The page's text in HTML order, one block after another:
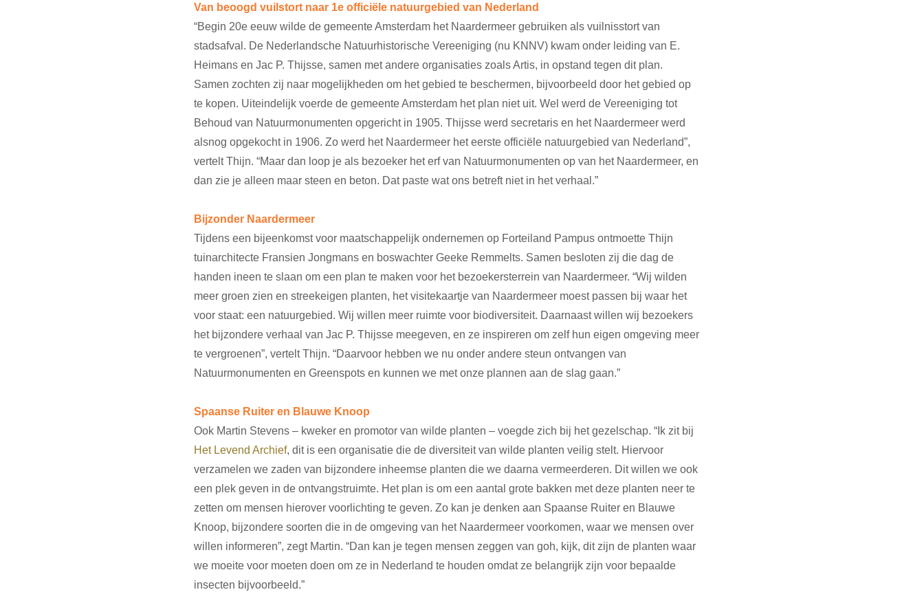
Van beoogd vuilstort naar 1e officiële natuurgebied van Nederland
“Begin 20e eeuw wilde de gemeente Amsterdam het Naardermeer gebruiken als vuilnisstort van
stadsafval. De Nederlandsche Natuurhistorische Vereeniging (nu KNNV) kwam onder leiding van E.
Heimans en Jac P. Thijsse, samen met andere organisaties zoals Artis, in opstand tegen dit plan.
Samen zochten zij naar mogelijkheden om het gebied te beschermen, bijvoorbeeld door het gebied op
te kopen. Uiteindelijk voerde de gemeente Amsterdam het plan niet uit. Wel werd de Vereeniging tot
Behoud van Natuurmonumenten opgericht in 1905. Thijsse werd secretaris en het Naardermeer werd
alsnog opgekocht in 1906. Zo werd het Naardermeer het eerste officiële natuurgebied van Nederland”,
vertelt Thijn. “Maar dan loop je als bezoeker het erf van Natuurmonumenten op van het Naardermeer, en
dan zie je alleen maar steen en beton. Dat paste wat ons betreft niet in het verhaal.”
Bijzonder Naardermeer
Tijdens een bijeenkomst voor maatschappelijk ondernemen op Forteiland Pampus ontmoette Thijn
tuinarchitecte Fransien Jongmans en boswachter Geeke Remmelts. Samen besloten zij die dag de
handen ineen te slaan om een plan te maken voor het bezoekersterrein van Naardermeer. “Wij wilden
meer groen zien en streekeigen planten, het visitekaartje van Naardermeer moest passen bij waar het
voor staat: een natuurgebied. Wij willen meer ruimte voor biodiversiteit. Daarnaast willen wij bezoekers
het bijzondere verhaal van Jac P. Thijsse meegeven, en ze inspireren om zelf hun eigen omgeving meer
te vergroenen”, vertelt Thijn. “Daarvoor hebben we nu onder andere steun ontvangen van
Natuurmonumenten en Greenspots en kunnen we met onze plannen aan de slag gaan.”
Spaanse Ruiter en Blauwe Knoop
Ook Martin Stevens – kweker en promotor van wilde planten – voegde zich bij het gezelschap. “Ik zit bij
Het Levend Archief, dit is een organisatie die de diversiteit van wilde planten veilig stelt. Hiervoor
verzamelen we zaden van bijzondere inheemse planten die we daarna vermeerderen. Dit willen we ook
een plek geven in de ontvangstruimte. Het plan is om een aantal grote bakken met deze planten neer te
zetten om mensen hierover voorlichting te geven. Zo kan je denken aan Spaanse Ruiter en Blauwe
Knoop, bijzondere soorten die in de omgeving van het Naardermeer voorkomen, waar we mensen over
willen informeren”, zegt Martin. “Dan kan je tegen mensen zeggen van goh, kijk, dit zijn de planten waar
we moeite voor moeten doen om ze in Nederland te houden omdat ze belangrijk zijn voor bepaalde
insecten bijvoorbeeld.”